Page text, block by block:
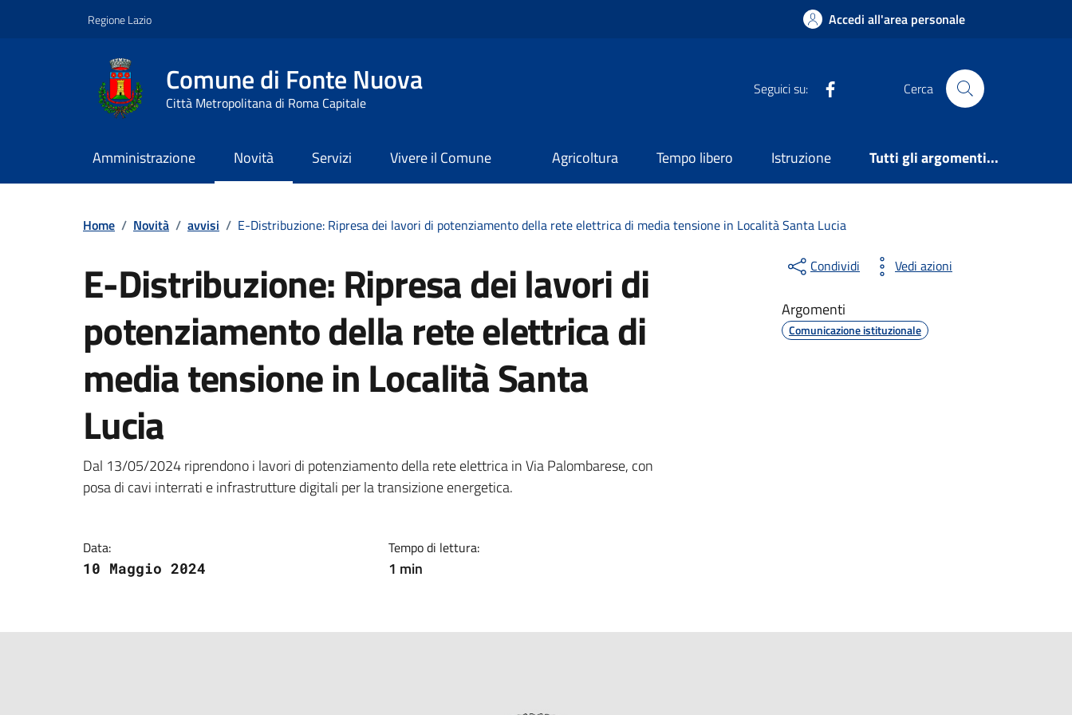
Regione Lazio Accedi all'area personale
Comune di Fonte Nuova
Città Metropolitana di Roma Capitale
Seguici su: Cerca
Amministrazione Novità Servizi Vivere il Comune Agricoltura Tempo libero Istruzione Tutti gli argomenti...
Home / Novità / avvisi / E-Distribuzione: Ripresa dei lavori di potenziamento della rete elettrica di media tensione in Località Santa Lucia
E-Distribuzione: Ripresa dei lavori di
potenziamento della rete elettrica di
media tensione in Località Santa
Lucia
Dettagli della notizia
Dal 13/05/2024 riprendono i lavori di potenziamento della rete elettrica in Via Palombarese, con
posa di cavi interrati e infrastrutture digitali per la transizione energetica.
Data:
10 Maggio 2024
Tempo di lettura:
1 min
Condividi Vedi azioni
Argomenti
Comunicazione istituzionale